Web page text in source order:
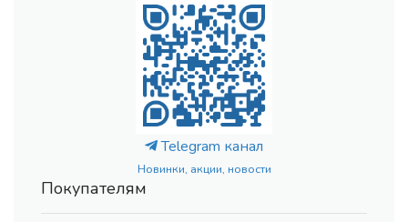
Telegram канал
Новинки, акции, новости
Покупателям